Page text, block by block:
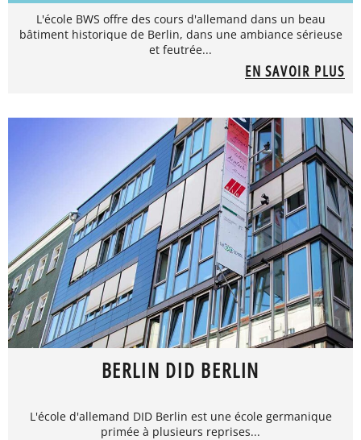
L'école BWS offre des cours d'allemand dans un beau
bâtiment historique de Berlin, dans une ambiance sérieuse
et feutrée...
EN SAVOIR PLUS
BERLIN DID BERLIN
L'école d'allemand DID Berlin est une école germanique
primée à plusieurs reprises...